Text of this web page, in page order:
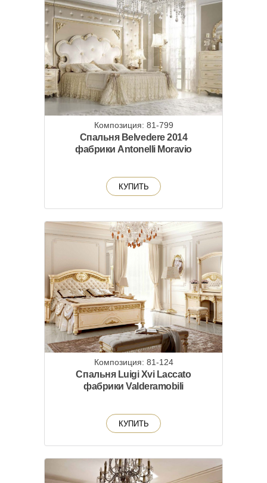
Композиция: 81-799
Спальня Belvedere 2014
фабрики Antonelli Moravio
КУПИТЬ
Композиция: 81-124
Спальня Luigi Xvi Laccato
фабрики Valderamobili
КУПИТЬ